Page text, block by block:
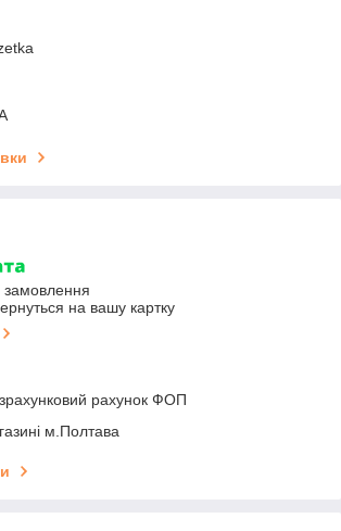
замовлення
на вашу картку
рахунок ФОП
м.Полтава